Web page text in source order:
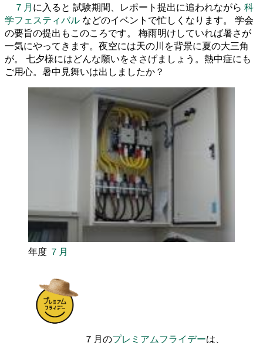
７月に入ると 試験期間、レポート提出に追われながら 科
学フェスティバル などのイベントで忙しくなります。 学会
の要旨の提出もこのころです。 梅雨明けしていれば暑さが
一気にやってきます。夜空には天の川を背景に夏の大三角
が。 七夕様にはどんな願いをささげましょう。熱中症にも
ご用心。暑中見舞いは出しましたか？
年度 ７月
７月のプレミアムフライデーは、